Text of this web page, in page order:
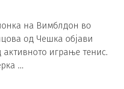
на Вимблдон во
од Чешка објави
активното играње тенис.
…